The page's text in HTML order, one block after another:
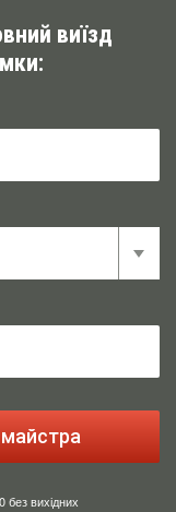
виїзд
вихідних